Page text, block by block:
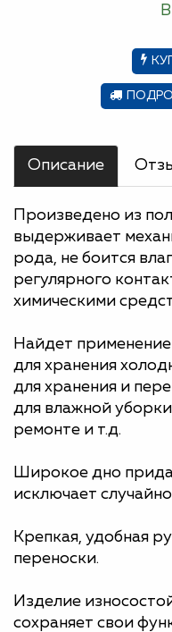
Описание
Произведено из
выдерживает
рода, не боится
регулярного
химическими
Найдет
для хранения
для хранения и
для влажной
ремонте и т.д.
Широкое дно
исключает
Крепкая, удобная
переноски.
Изделие
сохраняет свои